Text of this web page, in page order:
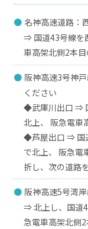
名神高速道路：
⇒ 国道43号線を
車高架北側2本
阪神高速3号神
ください
◆武庫川出口 ⇒
北上、 阪急電車
◆芦屋出口 ⇒ 国
で北上、 阪急電
折し、次の道路
阪神高速5号湾
⇒ 北上し、国道
急電車高架北側